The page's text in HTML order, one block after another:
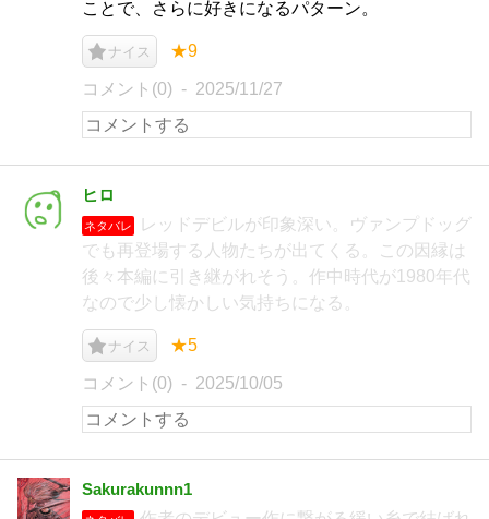
ことで、さらに好きになるパターン。
ナイス ★9
コメント(0) 2025/11/27
ヒロ
ネタバレ
レッドデビルが印象深い。ヴァンプドッグ
でも再登場する人物たちが出てくる。この因縁は
後々本編に引き継がれそう。作中時代が1980年代
なので少し懐かしい気持ちになる。
ナイス ★5
コメント(0) 2025/10/05
Sakurakunnn1